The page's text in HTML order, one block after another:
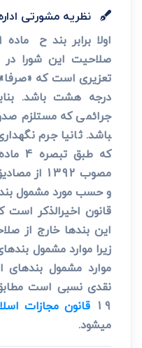
نظریه مشورتی
صلاحیت این شورا در
تعزیری است که
درجه هشت باشد.
باشد. ثانیا جرم
مصوب
قانون اخیرالذکر است
این بندها خارج از
زیرا موارد مشمول
موارد مشمول
19 قانون مجازات
می­شود.